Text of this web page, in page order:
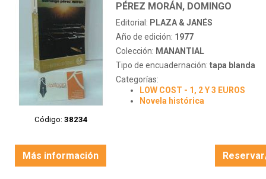
Código: 38234
PÉREZ MORÁN, DOMINGO
Editorial: PLAZA & JANÉS
Año de edición: 1977
Colección: MANANTIAL
Tipo de encuadernación: tapa blanda
Categorías:
LOW COST - 1, 2 Y 3 EUROS
Novela histórica
Más información